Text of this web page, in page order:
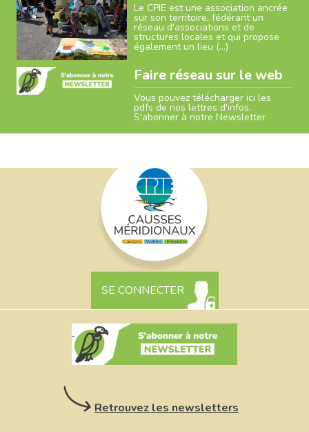
Le CPIE est une association ancrée
sur son territoire, fédérant un
réseau d'associations et de
structures locales et qui propose
également un lieu (…)
Faire réseau sur le web
Vous pouvez télécharger ici les
pdfs de nos lettres d'infos.
S'abonner à notre Newsletter
SE CONNECTER
Retrouvez les newsletters